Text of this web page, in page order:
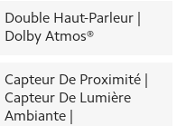
Double Haut-Parleur |
Dolby Atmos®
Capteur De Proximité |
Capteur De Lumière
Ambiante |